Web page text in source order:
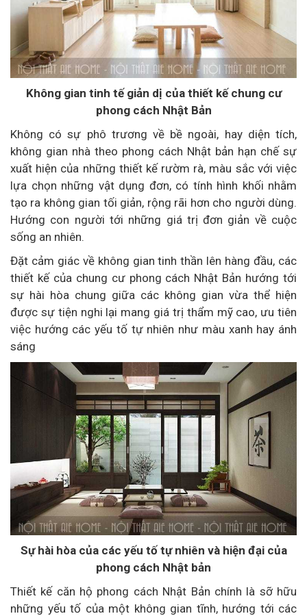
Không gian tinh tế giản dị của thiết kế chung cư
phong cách Nhật Bản
Không có sự phô trương về bề ngoài, hay diện tích,
không gian nhà theo phong cách Nhật bản hạn chế sự
xuất hiện của những thiết kế rườm rà, màu sắc với việc
lựa chọn những vật dụng đơn, có tính hình khối nhằm
tạo ra không gian tối giản, rộng rãi hơn cho người dùng.
Hướng con người tới những giá trị đơn giản về cuộc
sống an nhiên.
Đặt cảm giác về không gian tinh thần lên hàng đầu, các
thiết kế của chung cư phong cách Nhật Bản hướng tới
sự hài hòa chung giữa các không gian vừa thể hiện
được sự tiện nghi lại mang giá trị thẩm mỹ cao, ưu tiên
việc hướng các yếu tố tự nhiên như màu xanh hay ánh
sáng
Sự hài hòa của các yếu tố tự nhiên và hiện đại của
phong cách Nhật bản
Thiết kế căn hộ phong cách Nhật Bản chính là sỡ hữu
những yếu tố của một không gian tĩnh, hướng tới các